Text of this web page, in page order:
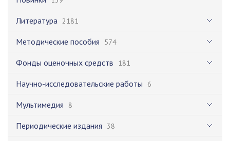
Литература 2181
Методические пособия 574
Фонды оценочных средств 181
Научно-исследовательские работы 6
Мультимедия 8
Периодические издания 38